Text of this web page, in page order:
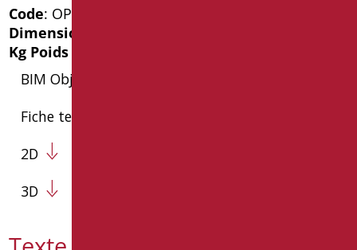
Code: OP-D555/01
Dimensions
Kg Poids de l'emballage
BIM Object
Fiche technique
2D
3D